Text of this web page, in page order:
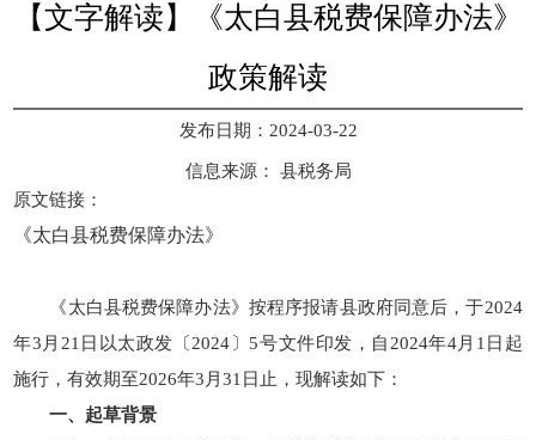
【文字解读】《太白县税费保障办法》
政策解读
发布日期：2024-03-22
信息来源： 县税务局
原文链接：
《太白县税费保障办法》
《太白县税费保障办法》按程序报请县政府同意后，于2024
年3月21日以太政发〔2024〕5号文件印发，自2024年4月1日起
施行，有效期至2026年3月31日止，现解读如下：
一、起草背景